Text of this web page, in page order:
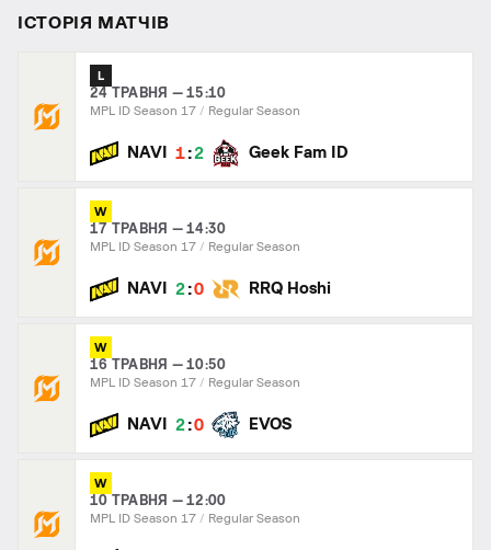
ІСТОРІЯ МАТЧІВ
L
24 ТРАВНЯ — 15:10
MPL ID Season 17 Regular Season
NAVI 1 :2 Geek Fam ID
W
17 ТРАВНЯ — 14:30
MPL ID Season 17 Regular Season
NAVI 2 :0 RRQ Hoshi
W
16 ТРАВНЯ — 10:50
MPL ID Season 17 Regular Season
NAVI 2 :0 EVOS
W
10 ТРАВНЯ — 12:00
MPL ID Season 17 Regular Season